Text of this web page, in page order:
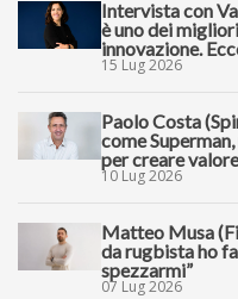
Intervista con
è uno dei
innovazione.
15 Lug 2026
Paolo Costa
come
per creare
10 Lug 2026
Matteo Musa
da rugbista ho
spezzarmi”
07 Lug 2026